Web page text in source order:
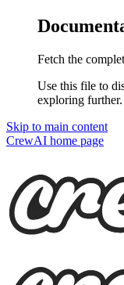
Fetch the
Use this file to
exploring further.
Skip to main content
CrewAI home page